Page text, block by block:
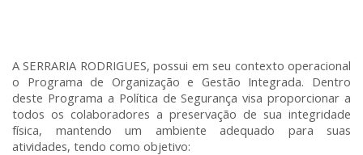
A SERRARIA RODRIGUES, possui em seu contexto operacional
o Programa de Organização e Gestão Integrada. Dentro
deste Programa a Política de Segurança visa proporcionar a
todos os colaboradores a preservação de sua integridade
física, mantendo um ambiente adequado para suas
atividades, tendo como objetivo: